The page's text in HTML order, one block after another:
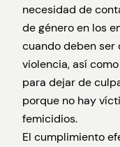
necesidad de
de género en los
cuando deben ser
violencia, así
para dejar de
porque no hay
femicidios.
El cumplimiento